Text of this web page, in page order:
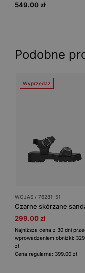
549.00 zł
Podobne
Wyprzedaż
WOJAS / 76281-51
299.00 zł
Najniższa cena z 30 dni
wprowadzeniem obniżki:
zł
Cena regularna: 399.00 zł